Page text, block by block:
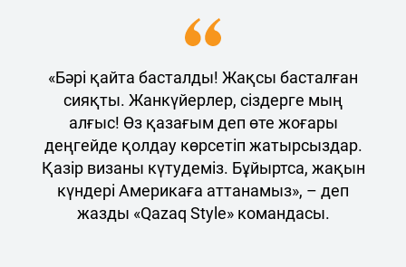
«Бәрі қайта басталды! Жақсы басталған
сияқты. Жанкүйерлер, сіздерге мың
алғыс! Өз қазағым деп өте жоғары
деңгейде қолдау көрсетіп жатырсыздар.
Қазір визаны күтудеміз. Бұйыртса, жақын
күндері Америкаға аттанамыз», – деп
жазды «Qazaq Style» командасы.